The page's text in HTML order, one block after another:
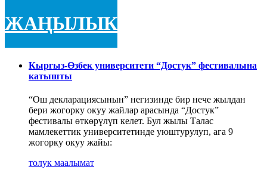
ЖАҢЫЛЫК
Кыргыз-Өзбек университети “Достук” фестивалына
катышты
“Ош декларациясынын” негизинде бир нече жылдан
бери жогорку окуу жайлар арасында “Достук”
фестивалы өткөрүлүп келет. Бул жылы Талас
мамлекеттик университетинде уюштурулуп, ага 9
жогорку окуу жайы:
толук маалымат